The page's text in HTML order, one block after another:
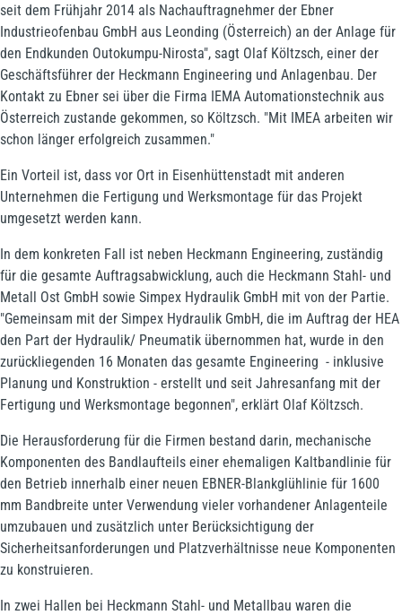
seit dem Frühjahr 2014 als Nachauftragnehmer der Ebner
Industrieofenbau GmbH aus Leonding (Österreich) an der Anlage für
den Endkunden Outokumpu-Nirosta", sagt Olaf Költzsch, einer der
Geschäftsführer der Heckmann Engineering und Anlagenbau. Der
Kontakt zu Ebner sei über die Firma IEMA Automationstechnik aus
Österreich zustande gekommen, so Költzsch. "Mit IMEA arbeiten wir
schon länger erfolgreich zusammen."
Ein Vorteil ist, dass vor Ort in Eisenhüttenstadt mit anderen
Unternehmen die Fertigung und Werksmontage für das Projekt
umgesetzt werden kann.
In dem konkreten Fall ist neben Heckmann Engineering, zuständig
für die gesamte Auftragsabwicklung, auch die Heckmann Stahl- und
Metall Ost GmbH sowie Simpex Hydraulik GmbH mit von der Partie.
"Gemeinsam mit der Simpex Hydraulik GmbH, die im Auftrag der HEA
den Part der Hydraulik/ Pneumatik übernommen hat, wurde in den
zurückliegenden 16 Monaten das gesamte Engineering - inklusive
Planung und Konstruktion - erstellt und seit Jahresanfang mit der
Fertigung und Werksmontage begonnen", erklärt Olaf Költzsch.
Die Herausforderung für die Firmen bestand darin, mechanische
Komponenten des Bandlaufteils einer ehemaligen Kaltbandlinie für
den Betrieb innerhalb einer neuen EBNER-Blankglühlinie für 1600
mm Bandbreite unter Verwendung vieler vorhandener Anlagenteile
umzubauen und zusätzlich unter Berücksichtigung der
Sicherheitsanforderungen und Platzverhältnisse neue Komponenten
zu konstruieren.
In zwei Hallen bei Heckmann Stahl- und Metallbau waren die